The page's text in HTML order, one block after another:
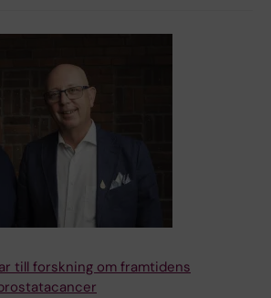
till forskning om framtidens